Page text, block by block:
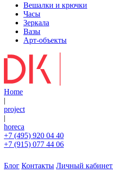
Вешалки и крючки
Часы
Зеркала
Вазы
Арт-объекты
Home
|
project
|
horeca
+7 (495) 920 04 40
+7 (915) 077 44 06
Блог Контакты Личный кабинет